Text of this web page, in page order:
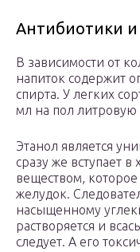
Антибиотики и
В зависимости от
напиток содержит
спирта. У легких
мл на пол
Этанол является
сразу же вступает
веществом,
желудок.
насыщенному
растворяется и
следует. А его